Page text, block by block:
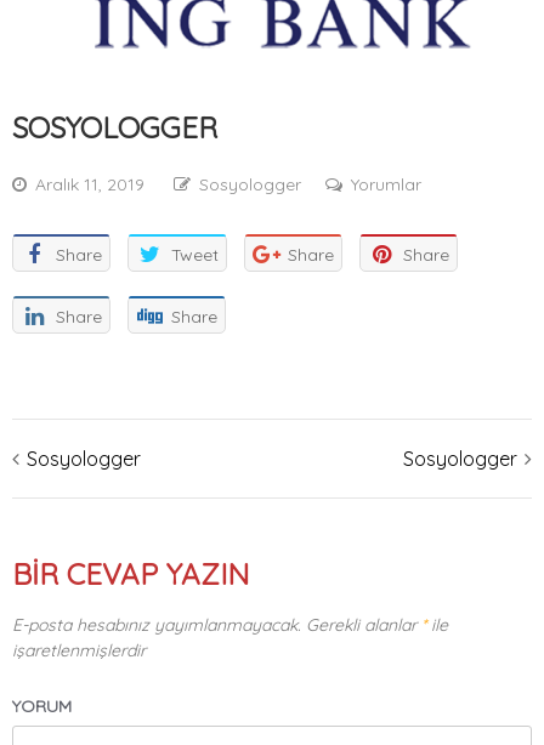
SOSYOLOGGER
Aralık 11, 2019 Sosyologger Yorumlar
Share Tweet Share Share
Share Share
Yazı
dolaşımı
Sosyologger Sosyologger
BIR CEVAP YAZIN
E-posta hesabınız yayımlanmayacak. Gerekli alanlar *ile
işaretlenmişlerdir
YORUM